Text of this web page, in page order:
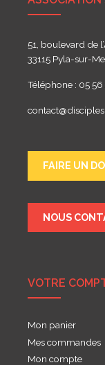
51, boulevard de
33115 Pyla-sur-
Téléphone : 05 56
FAIRE UN
NOUS
VOTRE
Mon panier
Mes commandes
Mon compte